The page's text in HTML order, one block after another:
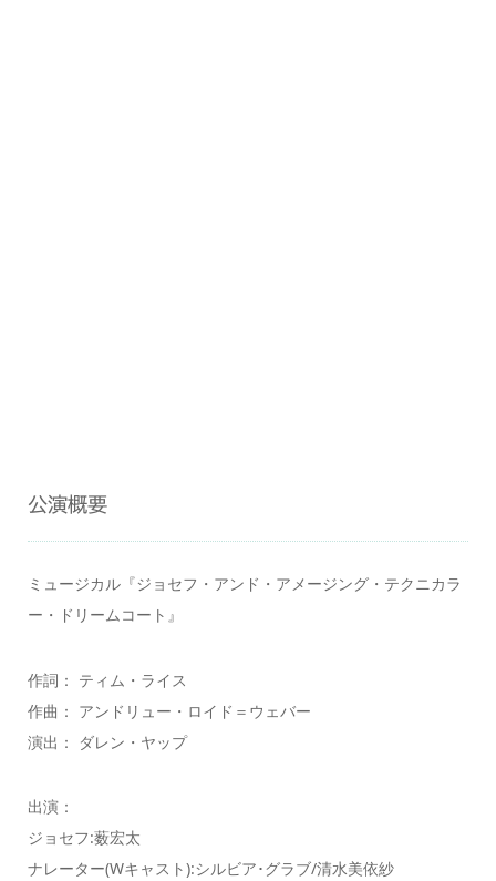
公演概要
ミュージカル『ジョセフ・アンド・アメージング・テクニカラ
ー・ドリームコート』
作詞： ティム・ライス
作曲： アンドリュー・ロイド＝ウェバー
演出： ダレン・ヤップ
出演：
ジョセフ:薮宏太
ナレーター(Wキャスト):シルビア･グラブ/清水美依紗